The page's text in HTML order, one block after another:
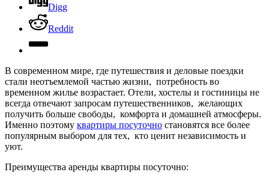
Digg
Reddit
В современном мире, где путешествия и деловые поездки
стали неотъемлемой частью жизни, потребность во
временном жилье возрастает. Отели, хостелы и гостиницы не
всегда отвечают запросам путешественников, желающих
получить больше свободы, комфорта и домашней атмосферы.
Именно поэтому квартиры посуточно становятся все более
популярным выбором для тех, кто ценит независимость и
уют.
Преимущества аренды квартиры посуточно: